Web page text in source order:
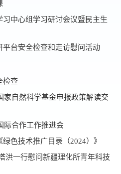
中心组学习研讨会议暨民主生
台安全检查和走访慰问活动
检查
家自然科学基金申报政策解读交
际合作工作推进会
色技术推广目录（2024）》
洪一行慰问新疆理化所青年科技